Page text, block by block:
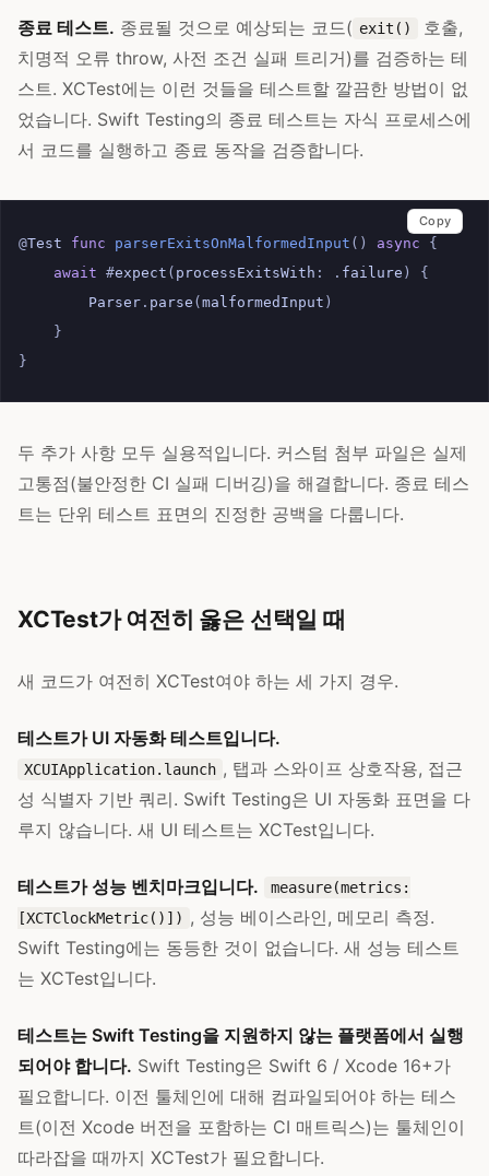
종료 테스트. 종료될 것으로 예상되는 코드( exit()
호출,
치명적 오류 throw, 사전 조건 실패 트리거)를 검증하는 테
스트. XCTest에는 이런 것들을 테스트할 깔끔한 방법이 없
었습니다. Swift Testing의 종료 테스트는 자식 프로세스에
서 코드를 실행하고 종료 동작을 검증합니다.
@Test func parserExitsOnMalformedInput () async
{
await #expect ( processExitsWith : . failure )
{
Parser . parse ( malformedInput )
}
}
Copy
두 추가 사항 모두 실용적입니다. 커스텀 첨부 파일은 실제
고통점(불안정한 CI 실패 디버깅)을 해결합니다. 종료 테스
트는 단위 테스트 표면의 진정한 공백을 다룹니다.
XCTest가 여전히 옳은 선택일 때
새 코드가 여전히 XCTest여야 하는 세 가지 경우.
테스트가 UI 자동화 테스트입니다.
XCUIApplication.launch , 탭과 스와이프 상호작용, 접근
성 식별자 기반 쿼리. Swift Testing은 UI 자동화 표면을 다
루지 않습니다. 새 UI 테스트는 XCTest입니다.
테스트가 성능 벤치마크입니다.
measure(metrics:
[XCTClockMetric()]) , 성능 베이스라인, 메모리 측정.
Swift Testing에는 동등한 것이 없습니다. 새 성능 테스트
는 XCTest입니다.
테스트는 Swift Testing을 지원하지 않는 플랫폼에서 실행
되어야 합니다. Swift Testing은 Swift 6 / Xcode 16+가
필요합니다. 이전 툴체인에 대해 컴파일되어야 하는 테스
트(이전 Xcode 버전을 포함하는 CI 매트릭스)는 툴체인이
따라잡을 때까지 XCTest가 필요합니다.